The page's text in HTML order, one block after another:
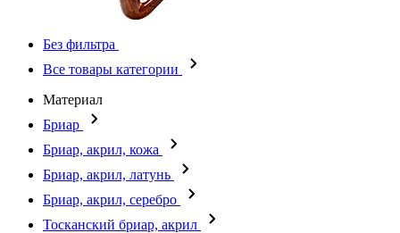
Без фильтра
Все товары категории
Материал
Бриар
Бриар, акрил, кожа
Бриар, акрил, латунь
Бриар, акрил, серебро
Тосканский бриар, акрил